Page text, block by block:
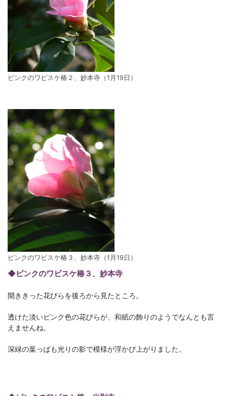
ピンクのワビスケ椿２、妙本寺（1月19日）
ピンクのワビスケ椿３、妙本寺（1月19日）
◆ピンクのワビスケ椿３、妙本寺
開ききった花びらを後ろから見たところ。
透けた淡いピンク色の花びらが、和紙の飾りのようでなんとも言
えませんね。
深緑の葉っぱも光りの影で模様が浮かび上がりました。